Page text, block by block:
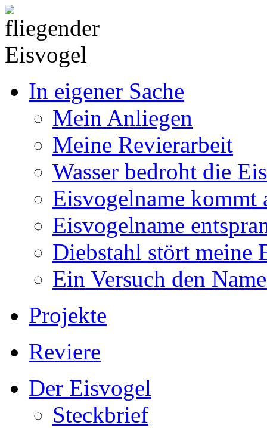
In eigener Sache
Mein Anliegen
Meine Revierarbeit
Wasser bedroht die
Eisvogelname kommt
Eisvogelname
Diebstahl stört meine
Ein Versuch den
Projekte
Reviere
Der Eisvogel
Steckbrief